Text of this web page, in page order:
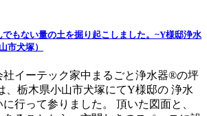
もない量の土を掘り起こしました。~Y様邸浄水
市犬塚）
社イーテック家中まるごと浄水器®の坪
、栃木県小山市犬塚にてY様邸の 浄水
行って参りました。 頂いた図面と、